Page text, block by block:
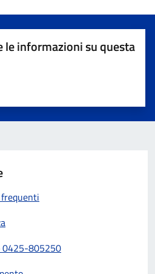
le informazioni su questa
su 5
su 5
5
0425-805250